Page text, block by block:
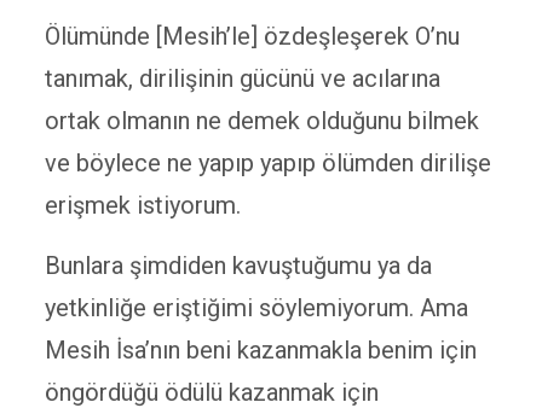
Ölümünde [Mesih’le] özdeşleşerek O’nu
tanımak, dirilişinin gücünü ve acılarına
ortak olmanın ne demek olduğunu bilmek
ve böylece ne yapıp yapıp ölümden dirilişe
erişmek istiyorum.
Bunlara şimdiden kavuştuğumu ya da
yetkinliğe eriştiğimi söylemiyorum. Ama
Mesih İsa’nın beni kazanmakla benim için
öngördüğü ödülü kazanmak için